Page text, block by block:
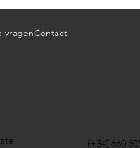
vragenContact
(+34) 660